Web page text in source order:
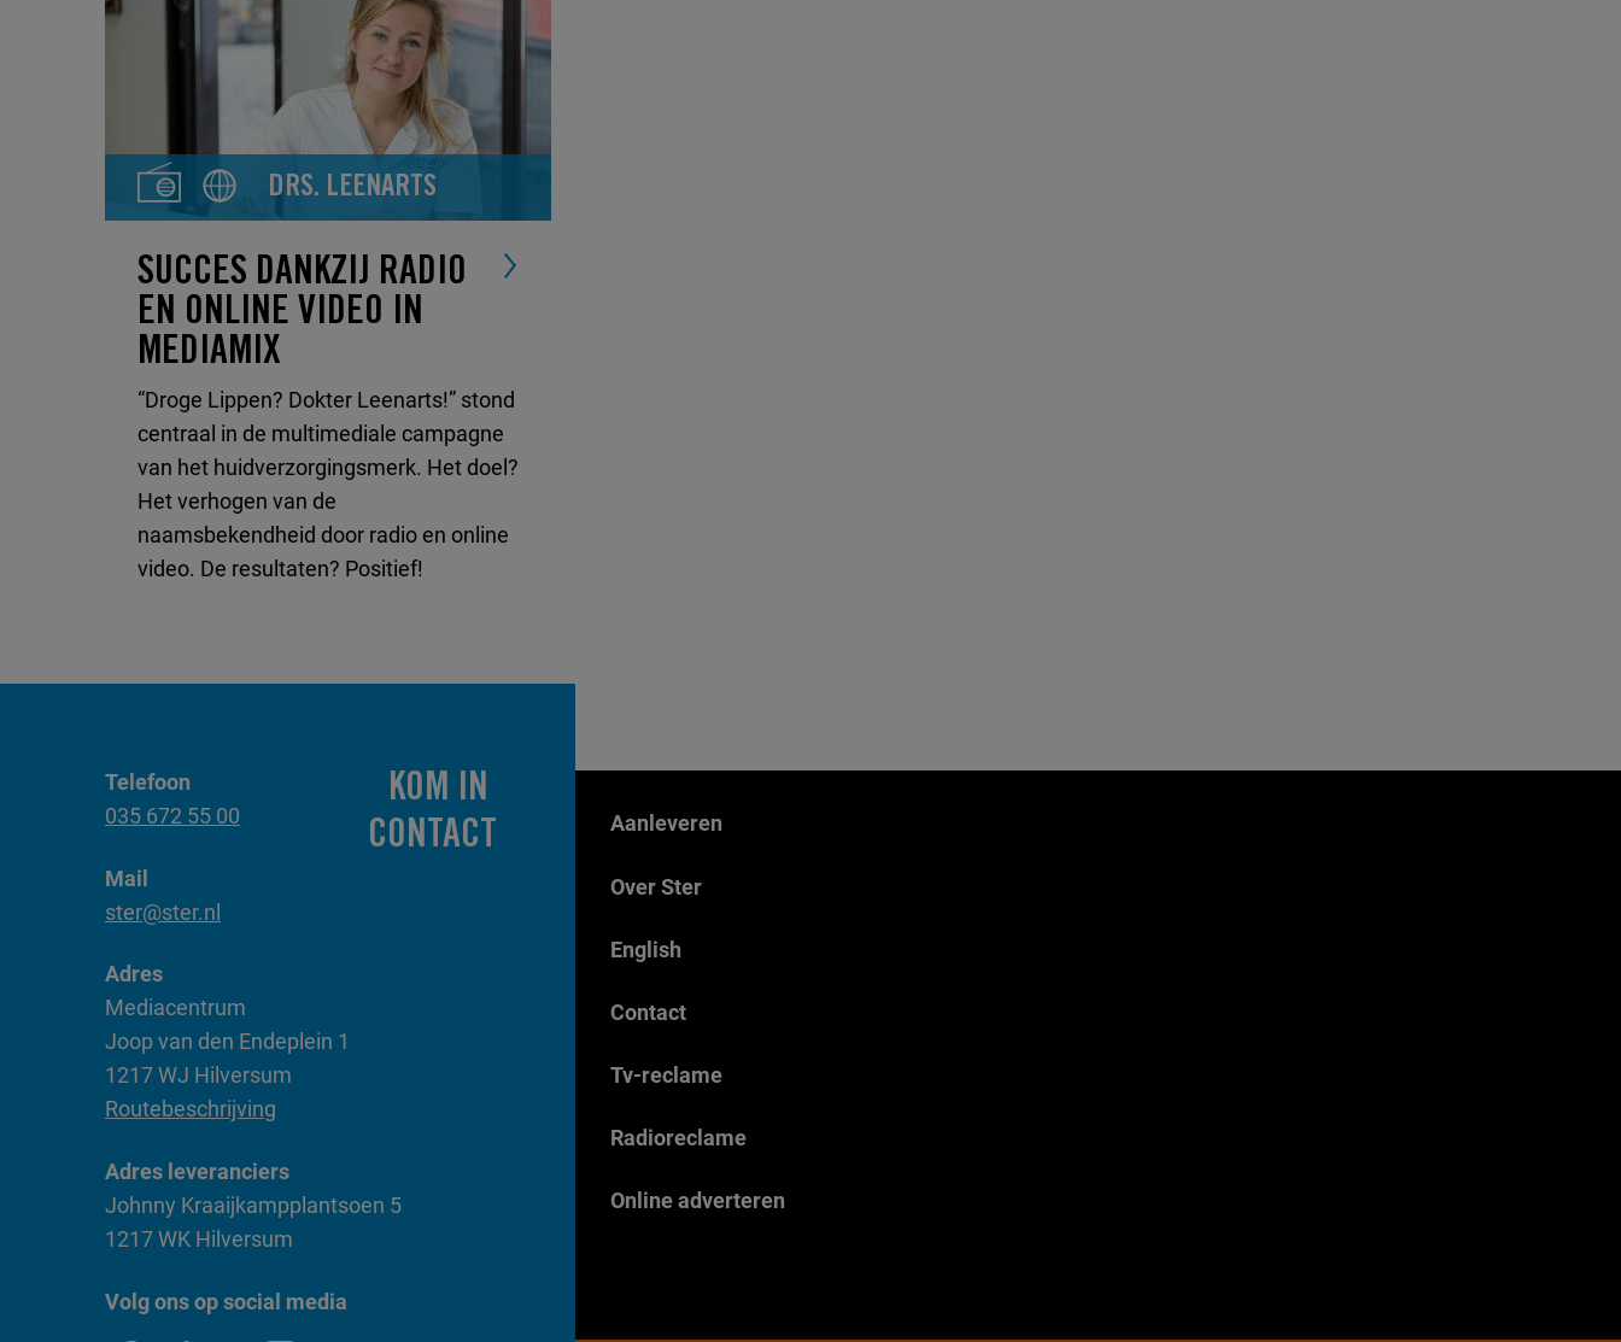
DRS. LEENARTS
SUCCES DANKZIJ RADIO
EN ONLINE VIDEO IN
MEDIAMIX
“Droge Lippen? Dokter Leenarts!” stond
centraal in de multimediale campagne
van het huidverzorgingsmerk. Het doel?
Het verhogen van de
naamsbekendheid door radio en online
video. De resultaten? Positief!
KOM IN
CONTACT
Telefoon
035 672 55 00
Mail
ster@ster.nl
Adres
Mediacentrum
Joop van den Endeplein 1
1217 WJ Hilversum
Routebeschrijving
Adres leveranciers
Johnny Kraaijkampplantsoen 5
1217 WK Hilversum
Volg ons op social media
Aanleveren
Over Ster
English
Contact
Tv-reclame
Radioreclame
Online adverteren